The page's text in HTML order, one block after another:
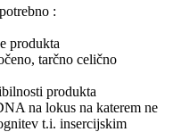
:
produkta
tarčno celično
produkta
na lokus na katerem ne
t.i. insercijskim